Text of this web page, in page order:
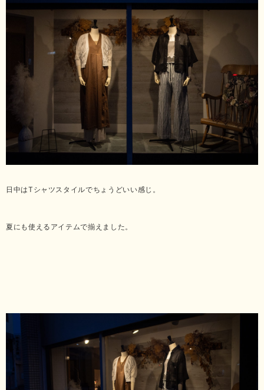
日中はTシャツスタイルでちょうどいい感じ。
夏にも使えるアイテムで揃えました。